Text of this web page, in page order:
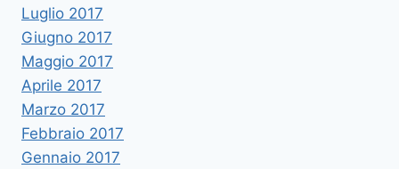
Luglio 2017
Giugno 2017
Maggio 2017
Aprile 2017
Marzo 2017
Febbraio 2017
Gennaio 2017